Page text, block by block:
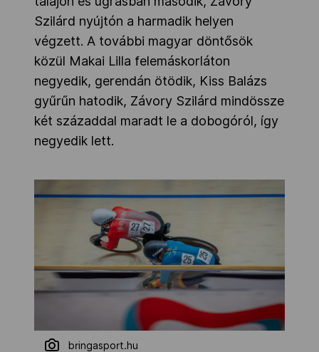
Szilárd nyújtón a harmadik helyen
végzett. A további magyar döntősök
közül Makai Lilla felemáskorláton
negyedik, gerendán ötödik, Kiss Balázs
gyűrűn hatodik, Závory Szilárd mindössze
két századdal maradt le a dobogóról, így
negyedik lett.
bringasport.hu